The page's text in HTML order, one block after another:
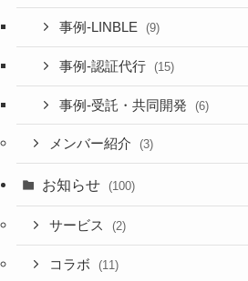
事例-LINBLE (9)
事例-認証代行 (15)
事例-受託・共同開発 (6)
メンバー紹介 (3)
お知らせ (100)
サービス (2)
コラボ (11)